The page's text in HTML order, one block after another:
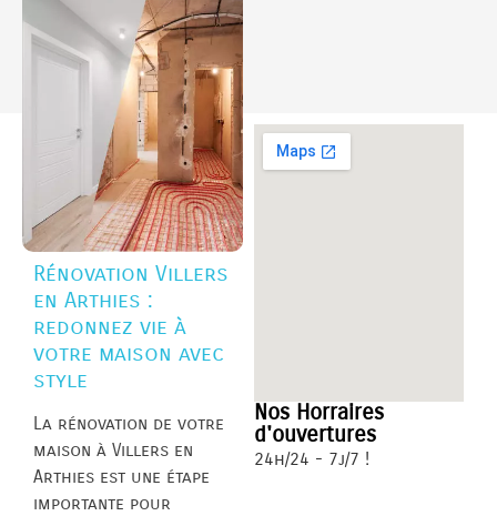
Rénovation Villers
en Arthies :
redonnez vie à
votre maison avec
style
La rénovation de votre
maison à Villers en
Arthies est une étape
importante pour
Nos Horraires
d'ouvertures
24h/24 - 7j/7 !